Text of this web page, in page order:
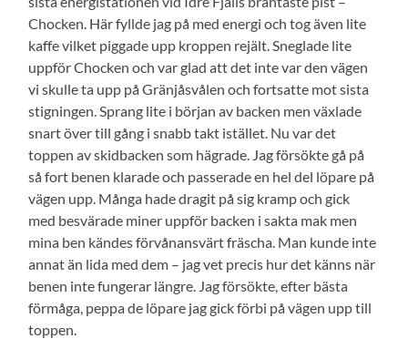
Chocken. Här fyllde jag på med energi och tog även lite
kaffe vilket piggade upp kroppen rejält. Sneglade lite
uppför Chocken och var glad att det inte var den vägen
vi skulle ta upp på Gränjåsvålen och fortsatte mot sista
stigningen. Sprang lite i början av backen men växlade
snart över till gång i snabb takt istället. Nu var det
toppen av skidbacken som hägrade. Jag försökte gå på
så fort benen klarade och passerade en hel del löpare på
vägen upp. Många hade dragit på sig kramp och gick
med besvärade miner uppför backen i sakta mak men
mina ben kändes förvånansvärt fräscha. Man kunde inte
annat än lida med dem – jag vet precis hur det känns när
benen inte fungerar längre. Jag försökte, efter bästa
förmåga, peppa de löpare jag gick förbi på vägen upp till
toppen.